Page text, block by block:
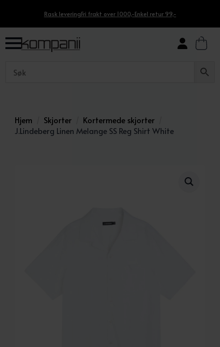
Rask leveringFri frakt over 1000,-Enkel retur 99,-
Hjem Skjorter
Kortermede skjorter
J.Lindeberg Linen Melange SS Reg Shirt White